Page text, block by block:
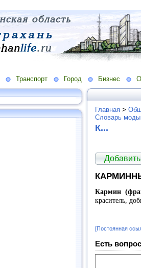
Транспорт Город Бизнес
Главная >
Словарь
К...
Кармин
краситель,
[Постоянная
Есть